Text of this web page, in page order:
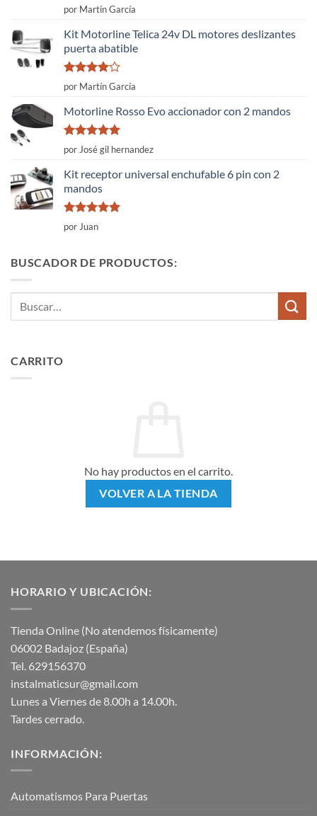
Valorado
con
5
por Martín García
Kit Motorline Telica 24v DL motores deslizantes
puerta abatible
Valorado
con
5
por Martín García
Motorline Rosso Evo accionador con 2 mandos
Valorado
con
de 5
por José gil hernandez
Kit receptor universal enchufable 6 pin con 2
mandos
Valorado
con
por Juan
BUSCADOR DE PRODUCTOS:
CARRITO
No hay productos en el carrito.
VOLVER A LA TIENDA
HORARIO Y UBICACIÓN:
Tienda Online (No atendemos físicamente)
06002 Badajoz (España)
Tel. 629156370
instalmaticsur@gmail.com
Lunes a Viernes de 8.00h a 14.00h.
Tardes cerrado.
INFORMACIÓN:
Automatismos Para Puertas